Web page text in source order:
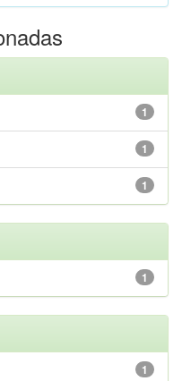
1
1
1
1
1